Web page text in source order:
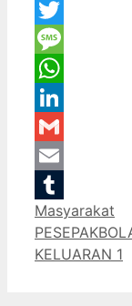
Facebook
Twitter
Message
WhatsApp
LinkedIn
Gmail
Email
Tumblr
Categories
Masyarakat
KELUARAN 1